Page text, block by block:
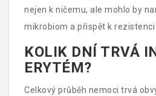
nejen k ničemu, ale mohlo by
mikrobiom a přispět k
čistě symptomatická -
svědění.
KOLIK DNÍ TRVÁ
ERYTÉM?
Celkový průběh nemoci trvá